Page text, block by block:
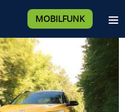
MOBILFUNK